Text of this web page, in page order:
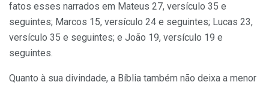
fatos esses narrados em Mateus 27, versículo 35 e
seguintes; Marcos 15, versículo 24 e seguintes; Lucas 23,
versículo 35 e seguintes; e João 19, versí­culo 19 e
seguintes.
Quanto à sua divindade, a Bíblia também não deixa a menor